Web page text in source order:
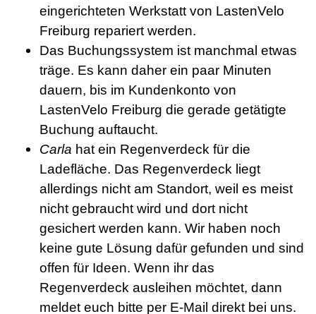
eingerichteten Werkstatt von LastenVelo
Freiburg repariert werden.
Das Buchungssystem ist manchmal etwas
träge. Es kann daher ein paar Minuten
dauern, bis im Kundenkonto von
LastenVelo Freiburg die gerade getätigte
Buchung auftaucht.
Carla hat ein Regenverdeck für die
Ladefläche. Das Regenverdeck liegt
allerdings nicht am Standort, weil es meist
nicht gebraucht wird und dort nicht
gesichert werden kann. Wir haben noch
keine gute Lösung dafür gefunden und sind
offen für Ideen. Wenn ihr das
Regenverdeck ausleihen möchtet, dann
meldet euch bitte per E-Mail direkt bei uns.